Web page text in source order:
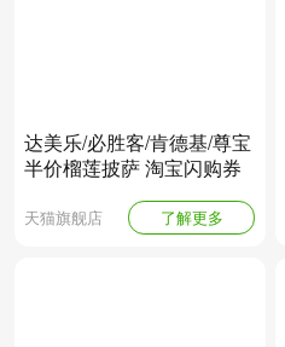
达美乐/必胜客/肯德基/尊宝
半价榴莲披萨 淘宝闪购券
天猫旗舰店 了解更多